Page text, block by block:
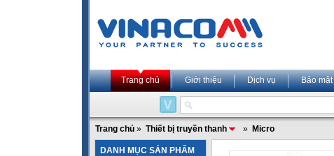
Trang chủ Giới thiệu Dịch vụ Bảo mật
Trang chủ » Thiết bị truyền thanh » Micro
DANH MỤC SẢN PHẨM